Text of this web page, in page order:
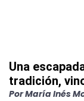
Una
tradición,
PorMaría Inés